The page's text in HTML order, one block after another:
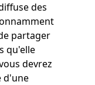
des
partager
qu'elle
devrez
d'une